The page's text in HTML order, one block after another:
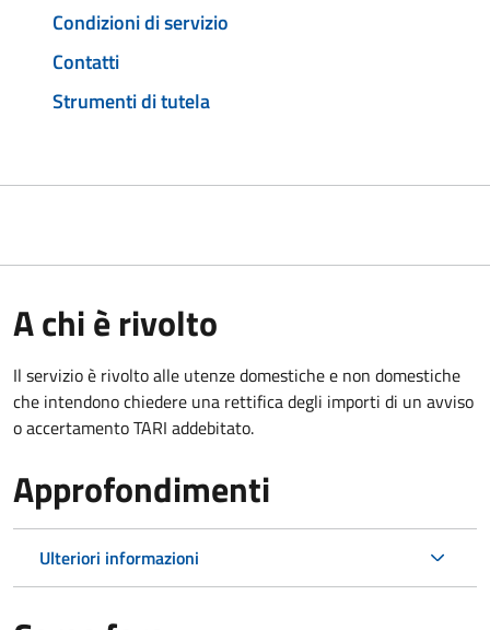
Condizioni di servizio
Contatti
Strumenti di tutela
A chi è rivolto
Il servizio è rivolto alle utenze domestiche e non domestiche
che intendono chiedere una rettifica degli importi di un avviso
o accertamento TARI addebitato.
Approfondimenti
Ulteriori informazioni